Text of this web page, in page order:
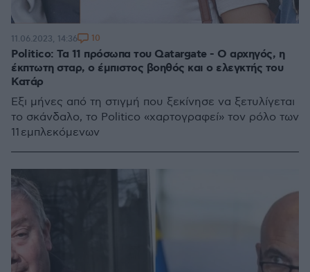
Politico: Τα 11 πρόσωπα του Qatargate - Ο αρχηγός, η
έκπτωτη σταρ, ο έμπιστος βοηθός και ο ελεγκτής του
Κατάρ
Έξι μήνες από τη στιγμή που ξεκίνησε να ξετυλίγεται
το σκάνδαλο, το Politico «χαρτογραφεί» τον ρόλο των
11 εμπλεκόμενων
11.06.2023, 14:36 10